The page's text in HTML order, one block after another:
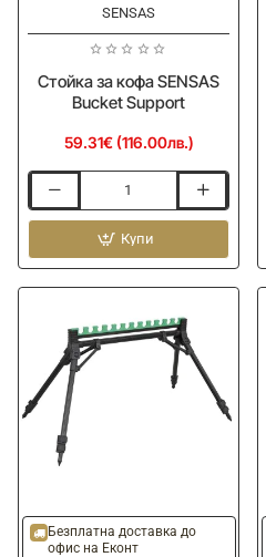
SENSAS
Стойка за кофа SENSAS
Bucket Support
59.31€ (116.00лв.)
за
SENSAS
Bucket
Купи
-15%
Безплатна доставка до
офис на Еконт